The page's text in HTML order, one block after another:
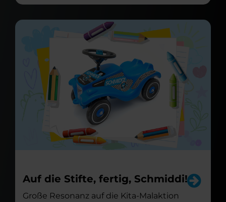
Auf die Stifte, fertig, Schmiddi!
Große Resonanz auf die Kita-Malaktion